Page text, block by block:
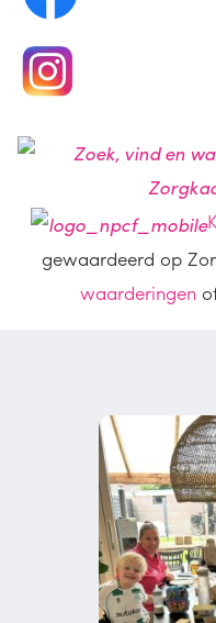
gewaardeerd op
waarderingen